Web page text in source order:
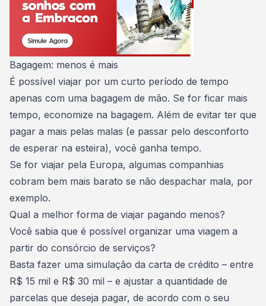
Bagagem: menos é mais
É possível viajar por um curto período de tempo
apenas com uma bagagem de mão. Se for ficar mais
tempo, economize na bagagem. Além de evitar ter que
pagar a mais pelas malas (e passar pelo desconforto
de esperar na esteira), você ganha tempo.
Se for viajar pela Europa, algumas companhias
cobram bem mais barato se não despachar mala, por
exemplo.
Qual a melhor forma de viajar pagando menos?
Você sabia que é possível organizar uma viagem a
partir do consórcio de serviços?
Basta fazer uma simulação da carta de crédito – entre
R$ 15 mil e R$ 30 mil – e ajustar a quantidade de
parcelas que deseja pagar, de acordo com o seu